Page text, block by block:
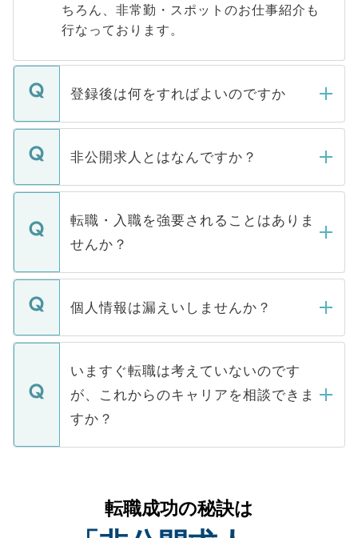
ちろん、非常勤・スポットのお仕事紹介も
行なっております。
登録後は何をすればよいのですか
ご登録いただきましたら、弊社担当者がご
登録内容を確認し、その後メールもしくは
ます。通常、5営業日以内にはご連絡をせて
いただきますので、しばらくお待ちくださ
い。
非公開求人とはなんですか？
マイナビDOCTORで取り扱っている求人の
うち約3割は、Webサイトからご覧いただ
けない「非公開求人」です。非公開求人は
下記の理由によって、一般には公開してい
ません。
■応募殺到を避けるため 人気のある医療機
関を公にしてしまうと、応募が殺到する場
に、医療機関が求める条件に合った人材の
みを人材紹介会社に依頼するケースが増え
ています。
転職・入職を強要されることはありま
せんか？
転職・入職を強要することは一切ありませ
ん。また、仮に応募先から内定をいただい
定を承諾する必要はありません。内定先へ
の辞退の連絡はキャリアパートナーが行い
ますので、ご安心ください。
個人情報は漏えいしませんか？
個人情報が漏えいすることはありませんの
で、ご安心ください。当サイトからの登録
などで収集したご登録者様の個人情報は、
ご本人のキャリアアップおよび転職活動の
支援を目的に使用いたします。お預かりし
ているすべての個人データはご本人の許可
は、個人情報の取り扱いについての厳密な
管理基準を満たした事業者のみに付与され
いますぐ転職は考えていないのです
が、これからのキャリアを相談できま
すか？
かがいして、現在の医療機関の状況や紹介
経験をまじえながら、適切なアドバイスを
転職成功の秘訣は